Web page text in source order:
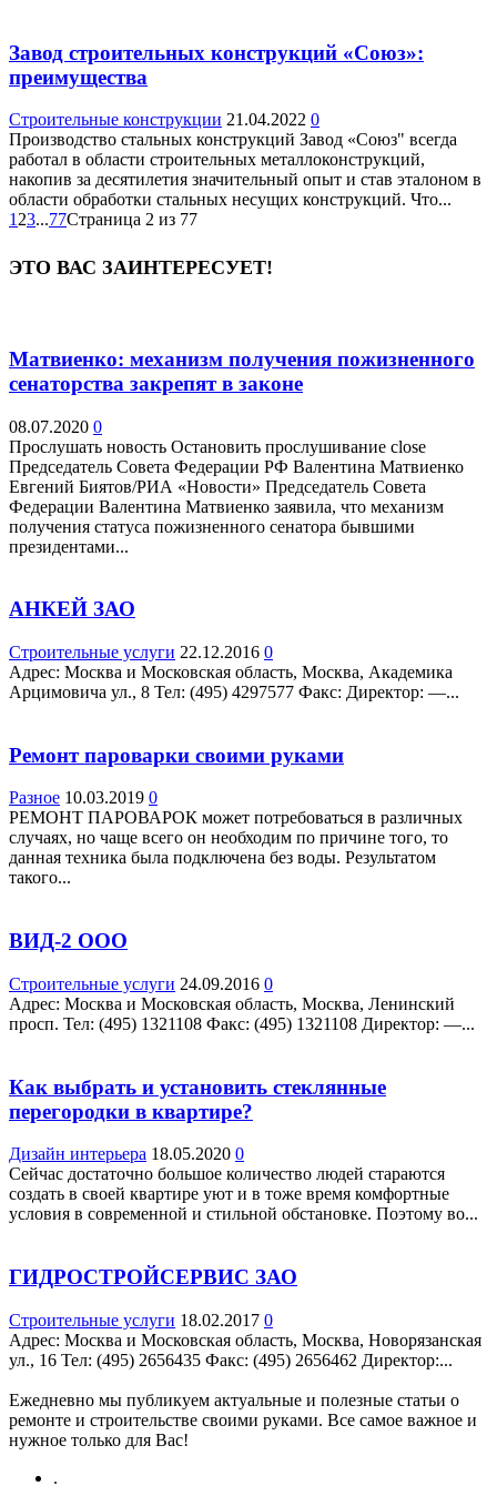
Завод строительных конструкций «Союз»:
преимущества
Строительные конструкции 21.04.2022 0
Производство стальных конструкций Завод «Союз" всегда
работал в области строительных металлоконструкций,
накопив за десятилетия значительный опыт и став эталоном в
области обработки стальных несущих конструкций. Что...
1 23...77Страница 2 из 77
ЭТО ВАС ЗАИНТЕРЕСУЕТ!
Матвиенко: механизм получения пожизненного
сенаторства закрепят в законе
08.07.2020 0
Прослушать новость Остановить прослушивание close
Председатель Совета Федерации РФ Валентина Матвиенко
Евгений Биятов/РИА «Новости» Председатель Совета
Федерации Валентина Матвиенко заявила, что механизм
получения статуса пожизненного сенатора бывшими
президентами...
АНКЕЙ ЗАО
Строительные услуги 22.12.2016 0
Адрес: Москва и Московская область, Москва, Академика
Арцимовича ул., 8 Teл: (495) 4297577 Факс: Директор: —...
Ремонт пароварки своими руками
Разное 10.03.2019 0
РЕМОНТ ПАРОВАРОК может потребоваться в различных
случаях, но чаще всего он необходим по причине того, то
данная техника была подключена без воды. Результатом
такого...
ВИД-2 ООО
Строительные услуги 24.09.2016 0
Адрес: Москва и Московская область, Москва, Ленинский
просп. Teл: (495) 1321108 Факс: (495) 1321108 Директор: —...
Как выбрать и установить стеклянные
перегородки в квартире?
Дизайн интерьера 18.05.2020 0
Сейчас достаточно большое количество людей стараются
создать в своей квартире уют и в тоже время комфортные
условия в современной и стильной обстановке. Поэтому во...
ГИДРОСТРОЙСЕРВИС ЗАО
Строительные услуги 18.02.2017 0
Адрес: Москва и Московская область, Москва, Новорязанская
ул., 16 Teл: (495) 2656435 Факс: (495) 2656462 Директор:...
Ежедневно мы публикуем актуальные и полезные статьи о
ремонте и строительстве своими руками. Все самое важное и
нужное только для Вас!
.